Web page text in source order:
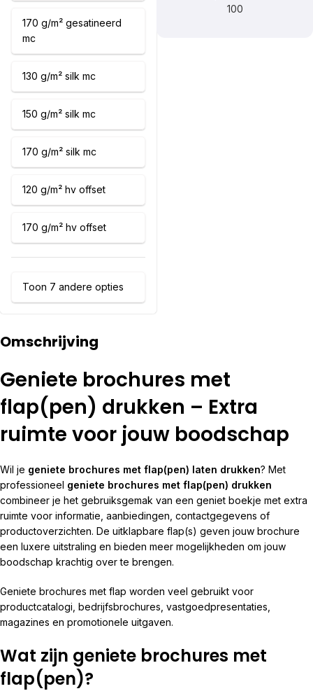
170 g/m² gesatineerd
mc
130 g/m² silk mc
150 g/m² silk mc
170 g/m² silk mc
120 g/m² hv offset
170 g/m² hv offset
Toon 7 andere opties
100
Omschrijving
Geniete brochures met
flap(pen) drukken – Extra
ruimte voor jouw boodschap
Wil je geniete brochures met flap(pen) laten drukken? Met
professioneel geniete brochures met flap(pen) drukken
combineer je het gebruiksgemak van een geniet boekje met extra
ruimte voor informatie, aanbiedingen, contactgegevens of
productoverzichten. De uitklapbare flap(s) geven jouw brochure
een luxere uitstraling en bieden meer mogelijkheden om jouw
boodschap krachtig over te brengen.
Geniete brochures met flap worden veel gebruikt voor
productcatalogi, bedrijfsbrochures, vastgoedpresentaties,
magazines en promotionele uitgaven.
Wat zijn geniete brochures met
flap(pen)?